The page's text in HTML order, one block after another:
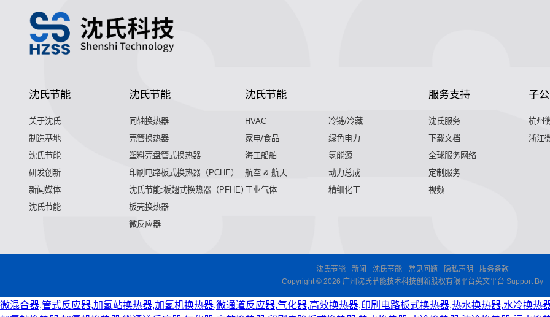
沈氏节能
关于沈氏
制造基地
沈氏节能
研发创新
新闻媒体
沈氏节能
沈氏节能
同轴换热器
壳管换热器
塑料壳盘管式换热器
印刷电路板式换热器（PCHE）
沈氏节能:板翅式换热器（PFHE）
板壳换热器
微反应器
沈氏节能
HVAC
冷链/冷藏
家电/食品
绿色电力
海工船舶
氢能源
航空 & 航天
动力总成
工业气体
精细化工
服务支持
沈氏服务
下载文档
全球服务网络
定制服务
视频
子
杭州
浙江
沈氏节能 新闻 沈氏节能 常见问题 隐私声明
服务条款
Copyright © 2026 广州沈氏节能技术科技创新股权有限平台英文平台 Support By
微混合器,管式反应器,加氢站换热器,加氢机换热器,微通道反应器,气化器,高效换热器,印刷电路板式换热器,热水换热器,水冷换热